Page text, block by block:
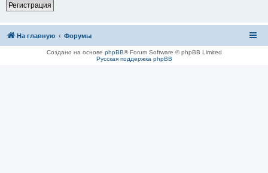
Регистрация
На главную Форумы
Создано на основе phpBB® Forum Software © phpBB Limited
Русская поддержка phpBB